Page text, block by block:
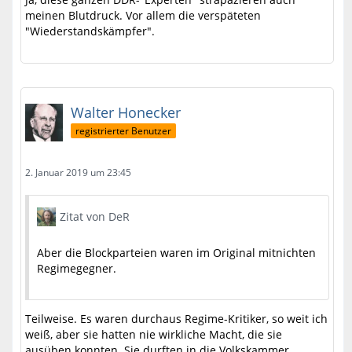
meinen Blutdruck. Vor allem die verspäteten
"Wiederstandskämpfer".
Walter Honecker
registrierter Benutzer
2. Januar 2019 um 23:45
Zitat von DeR
Aber die Blockparteien waren im Original mitnichten
Regimegegner.
Teilweise. Es waren durchaus Regime-Kritiker, so weit ich
weiß, aber sie hatten nie wirkliche Macht, die sie